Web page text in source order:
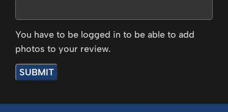
You have to be logged in to be able to add
photos to your review.